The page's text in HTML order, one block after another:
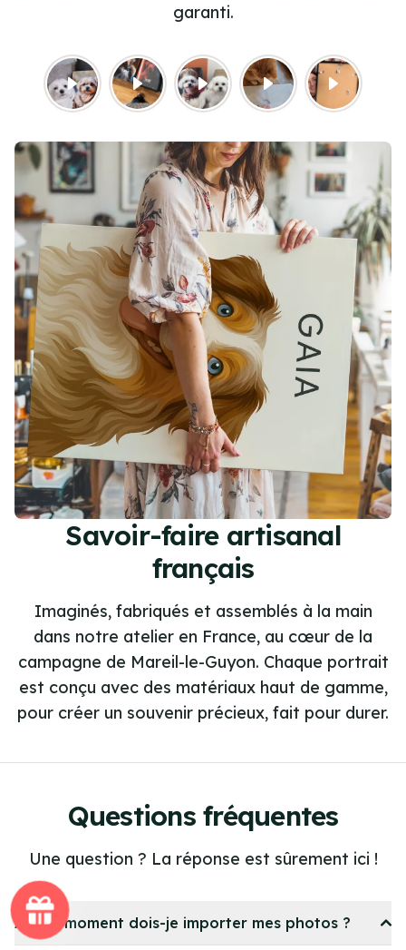
garanti.
Savoir-faire artisanal
français
Imaginés, fabriqués et assemblés à la main
dans notre atelier en France, au cœur de la
campagne de Mareil-le-Guyon. Chaque portrait
est conçu avec des matériaux haut de gamme,
pour créer un souvenir précieux, fait pour durer.
Questions fréquentes
Une question ? La réponse est sûrement ici !
À quel moment dois-je importer mes photos ?